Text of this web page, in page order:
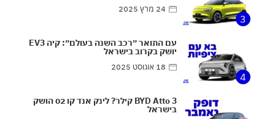
3
24 מרץ 2025
4
עם התואר ״רכב השנה בעולם״: קיה EV3
יושק בקרוב בישראל
18 אוגוסט 2025
BYD Atto 3 קילר? לינק אנד קו 02 הושק
בישראל